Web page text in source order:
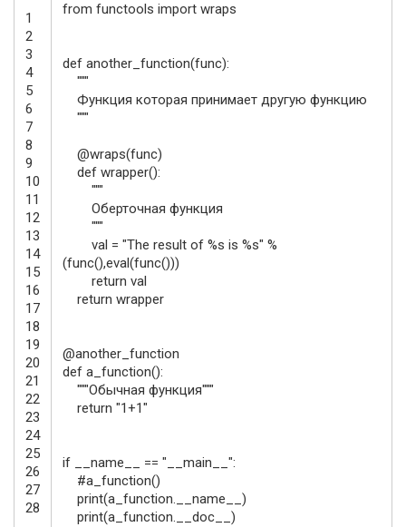
1
2
3
4
5
6
7
8
9
10
11
12
13
14
15
16
17
18
19
20
21
22
23
24
25
26
27
28
from functools import wraps
def another_function(func):
"""
Функция которая принимает другую функцию
"""
@wraps(func)
def wrapper():
"""
Оберточная функция
"""
val = "The result of %s is %s" %
(func(),eval(func()))
return val
return wrapper
@another_function
def a_function():
"""Обычная функция"""
return "1+1"
if __name__ == "__main__":
#a_function()
print(a_function. __name__ )
print(a_function. __doc__ )